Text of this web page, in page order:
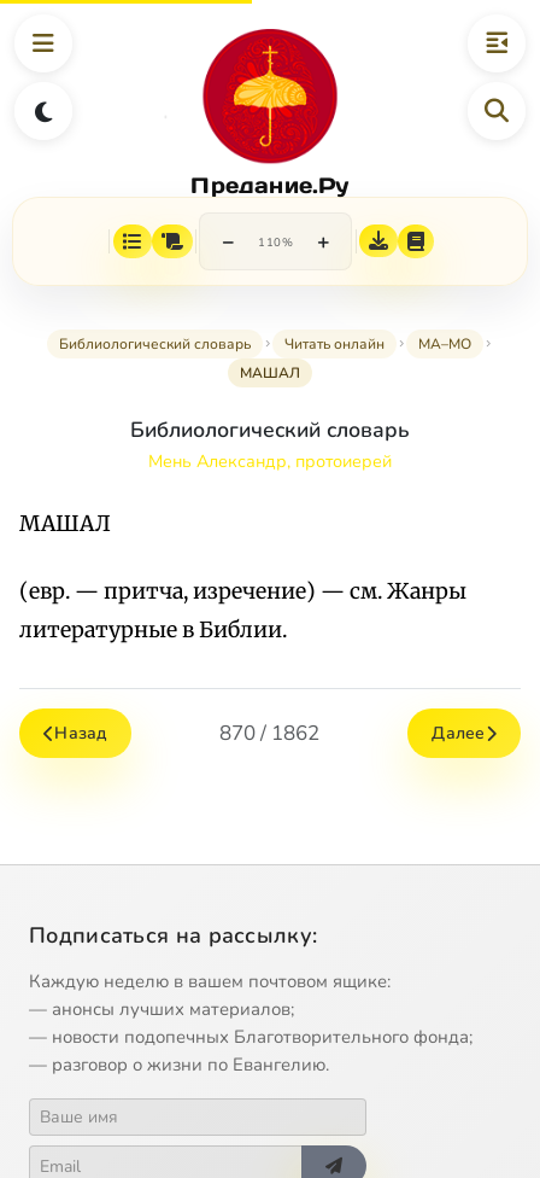
Предание.Ру
− 110% +
Библиологический словарь Читать онлайн
МА–МО
МАШАЛ
Библиологический словарь
Мень Александр, протоиерей
МАШАЛ
(евр. — притча, изречение) — см. Жанры
литературные в Библии.
Назад 870 / 1862 Далее
Подписаться на рассылку:
Каждую неделю в вашем почтовом ящике:
— анонсы лучших материалов;
— новости подопечных Благотворительного фонда;
— разговор о жизни по Евангелию.